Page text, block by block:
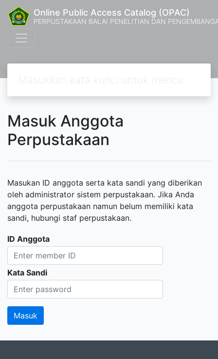
Online Public Access Catalog (OPAC)
PERPUSTAKAAN BALAI PENELITIAN DAN
Masuk Anggota
Perpustakaan
Masukan ID anggota serta kata sandi yang diberikan
oleh administrator sistem perpustakaan. Jika Anda
anggota perpustakaan namun belum memiliki kata
sandi, hubungi staf perpustakaan.
ID Anggota
Kata Sandi